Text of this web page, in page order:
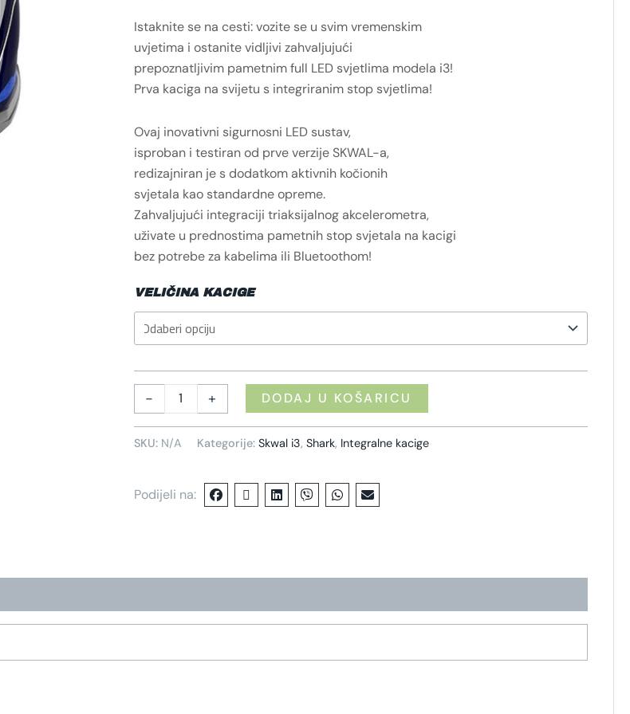
Istaknite se na cesti: vozite se u svim vremenskim
uvjetima i ostanite vidljivi zahvaljujući
prepoznatljivim pametnim full LED svjetlima modela i3!
Prva kaciga na svijetu s integriranim stop svjetlima!
Ovaj inovativni sigurnosni LED sustav,
isproban i testiran od prve verzije SKWAL-a,
redizajniran je s dodatkom aktivnih kočionih
svjetala kao standardne opreme.
Zahvaljujući integraciji triaksijalnog akcelerometra,
uživate u prednostima pametnih stop svjetala na kacigi
bez potrebe za kabelima ili Bluetoothom!
VELIČINA KACIGE
- + DODAJ U KOŠARICU
SKU: N/A Kategorije: Skwal i3, Shark, Integralne kacige
Podijeli na: